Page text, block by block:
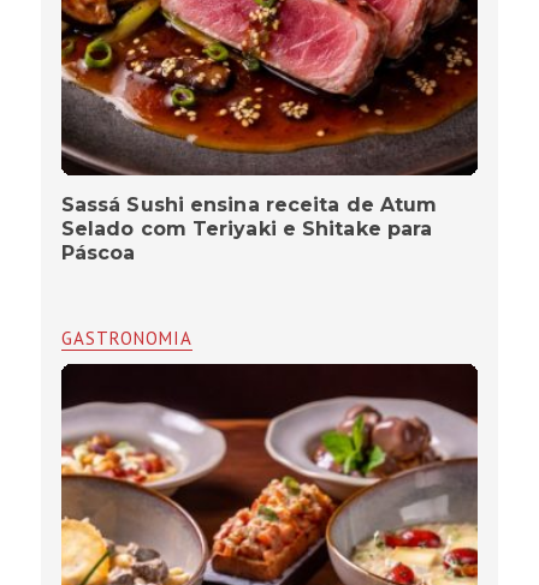
Sassá Sushi ensina receita de Atum
Selado com Teriyaki e Shitake para
Páscoa
GASTRONOMIA